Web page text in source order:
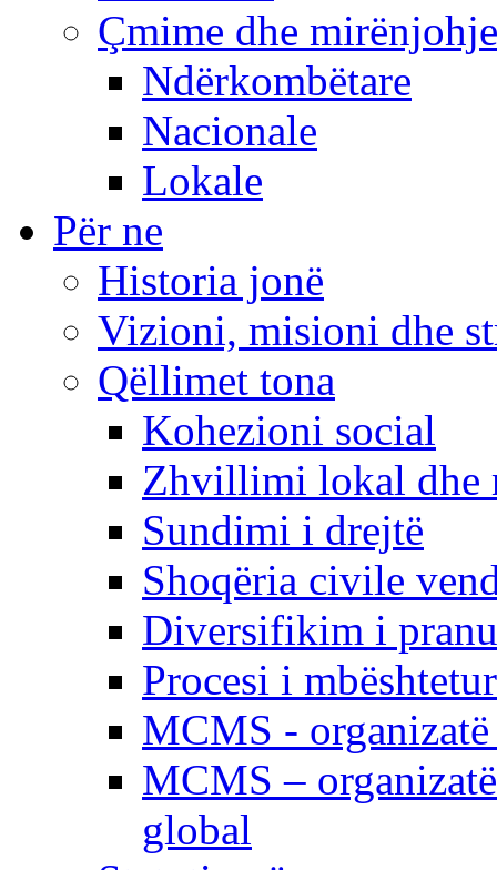
Çmime dhe mirënjohje
Ndërkombëtare
Nacionale
Lokale
Për ne
Historia jonë
Vizioni, misioni dhe
Qëllimet tona
Kohezioni social
Zhvillimi lokal dhe
Sundimi i drejtë
Shoqëria civile
Diversifikim i
Procesi i
MCMS -
MCMS –
global